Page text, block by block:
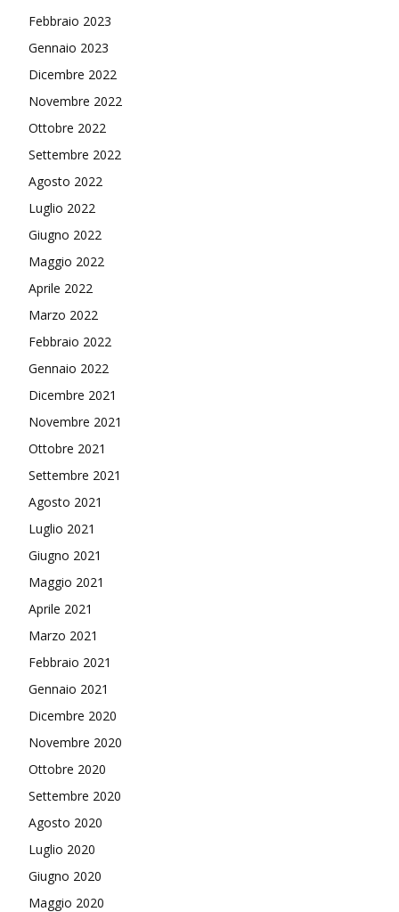
Febbraio 2023
Gennaio 2023
Dicembre 2022
Novembre 2022
Ottobre 2022
Settembre 2022
Agosto 2022
Luglio 2022
Giugno 2022
Maggio 2022
Aprile 2022
Marzo 2022
Febbraio 2022
Gennaio 2022
Dicembre 2021
Novembre 2021
Ottobre 2021
Settembre 2021
Agosto 2021
Luglio 2021
Giugno 2021
Maggio 2021
Aprile 2021
Marzo 2021
Febbraio 2021
Gennaio 2021
Dicembre 2020
Novembre 2020
Ottobre 2020
Settembre 2020
Agosto 2020
Luglio 2020
Giugno 2020
Maggio 2020